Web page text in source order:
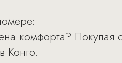
комфорта?
Конго.